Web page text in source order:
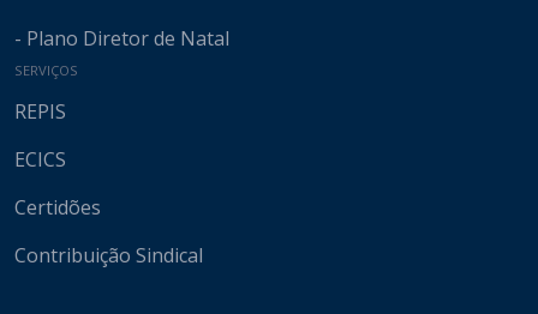
- Plano Diretor de Natal
SERVIÇOS
REPIS
ECICS
Certidões
Contribuição Sindical